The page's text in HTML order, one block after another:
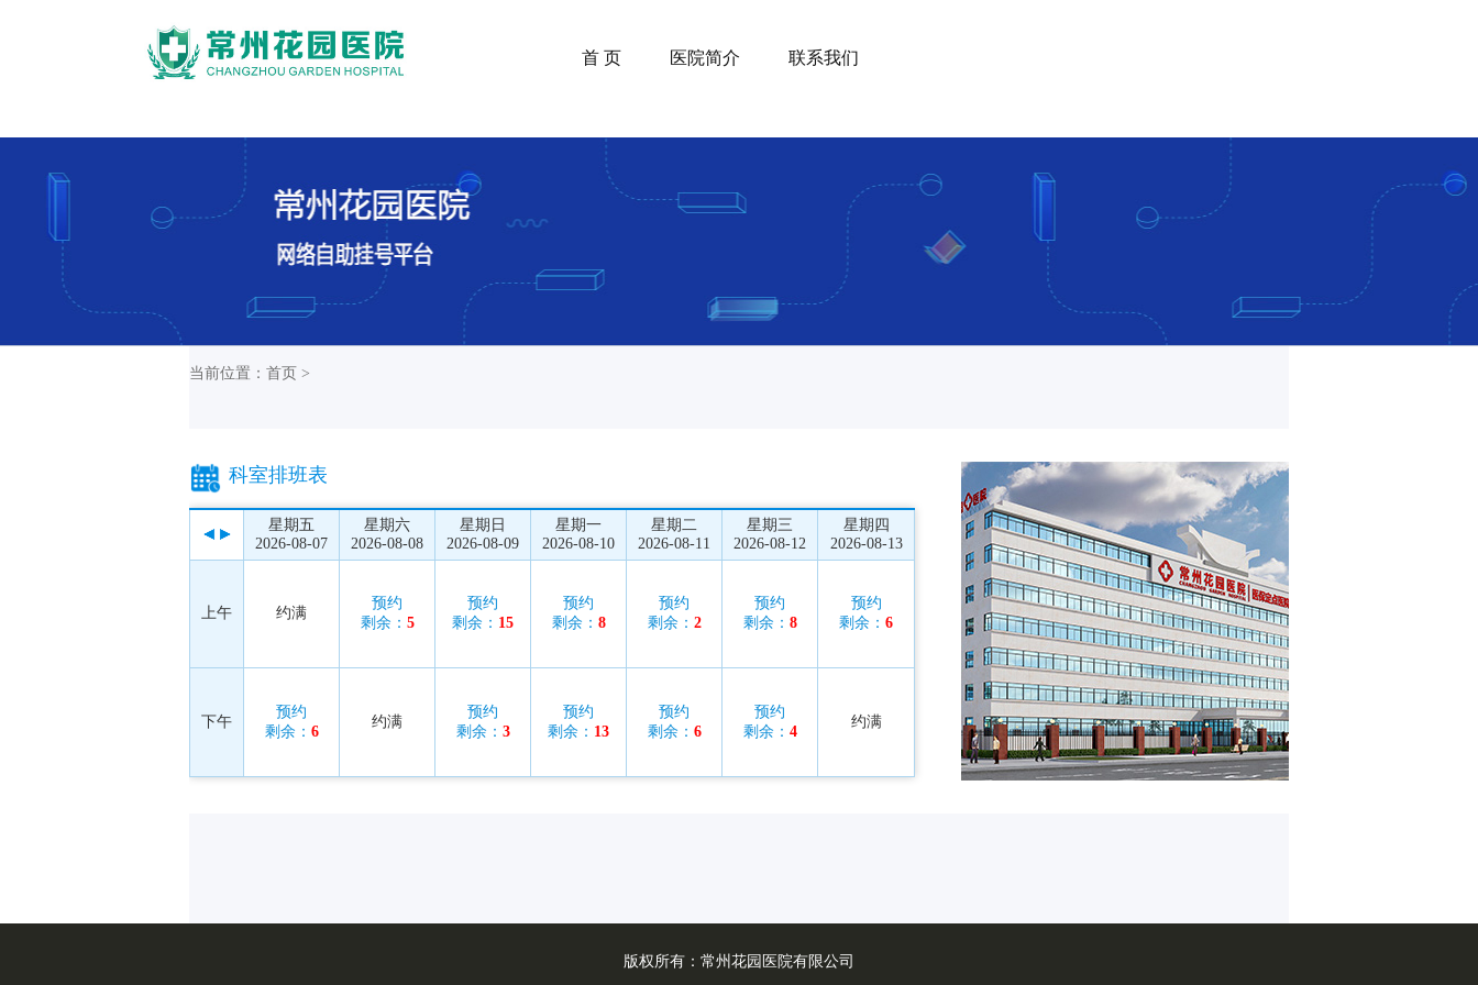
首 页 医院简介 联系我们
当前位置：首页 >
科室排班表
星期五
2026-08-07
星期六
2026-08-08
星期日
2026-08-09
星期一
2026-08-10
星期二
2026-08-11
星期三
2026-08-12
星期四
2026-08-13
上午 约满
预约
剩余： 5
预约
剩余： 15
预约
剩余： 8
预约
剩余： 2
预约
剩余： 8
预约
剩余： 6
下午
预约
剩余： 6
约满
预约
剩余： 3
预约
剩余： 13
预约
剩余： 6
预约
剩余： 4
约满
版权所有：常州花园医院有限公司